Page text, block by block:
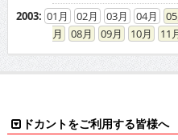
2003: 01 02 03 04 05
08
09 10 11
ドカントをご利用する皆様へ